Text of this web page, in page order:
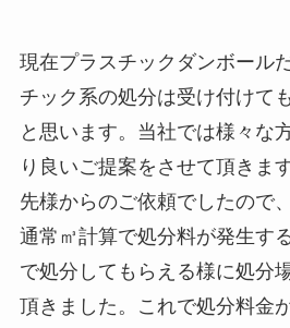
現在プラスチックダンボール
チック系の処分は受け付けて
と思います。当社では様々な
り良いご提案をさせて頂きま
先様からのご依頼でしたので
通常㎥計算で処分料が発生す
で処分してもらえる様に処分
頂きました。これで処分料金